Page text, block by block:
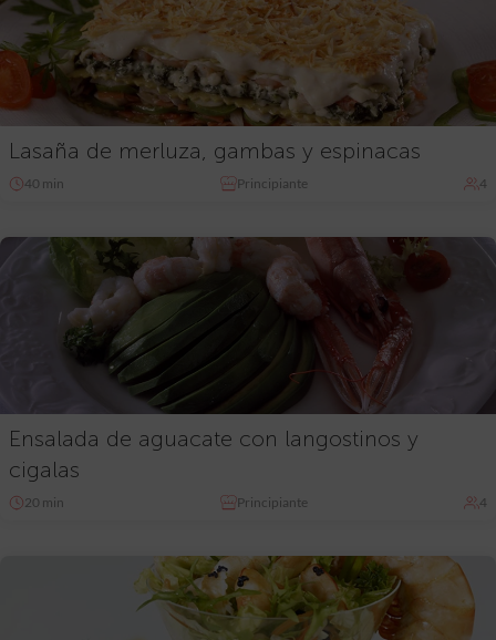
Lasaña de merluza, gambas y espinacas
40 min Principiante 4
Ensalada de aguacate con langostinos y
cigalas
20 min Principiante 4